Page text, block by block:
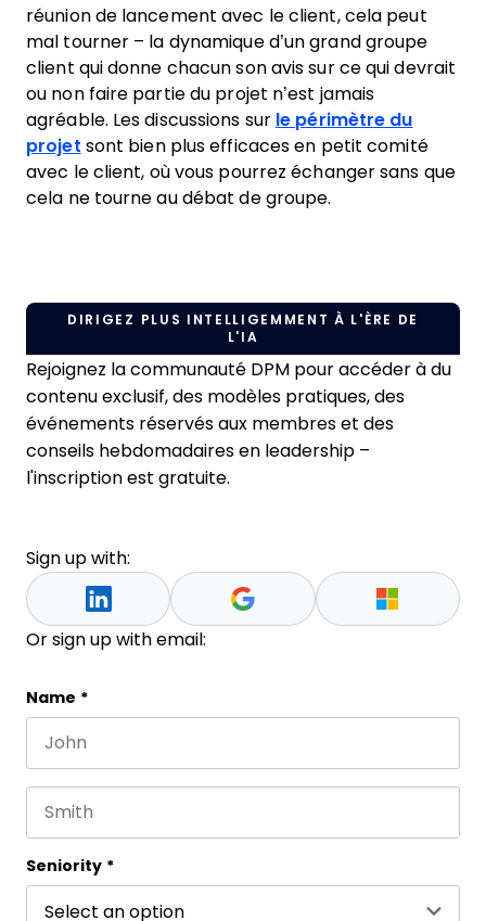
réunion de lancement avec le client, cela peut
mal tourner – la dynamique d’un grand groupe
client qui donne chacun son avis sur ce qui devrait
ou non faire partie du projet n’est jamais
agréable. Les discussions sur le périmètre du
projet sont bien plus efficaces en petit comité
avec le client, où vous pourrez échanger sans que
cela ne tourne au débat de groupe.
DIRIGEZ PLUS INTELLIGEMMENT À L'ÈRE DE
L'IA
Rejoignez la communauté DPM pour accéder à du
contenu exclusif, des modèles pratiques, des
événements réservés aux membres et des
conseils hebdomadaires en leadership –
l'inscription est gratuite.
Sign up with:
Or sign up with email:
LinkedIn
This field is for validation purposes and should be
Name *
Seniority *